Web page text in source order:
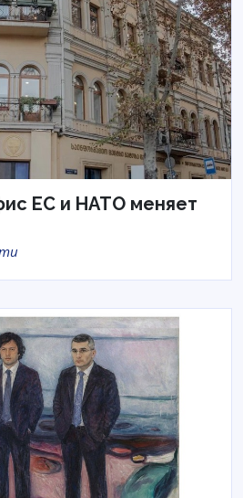
ЕС и НАТО меняет